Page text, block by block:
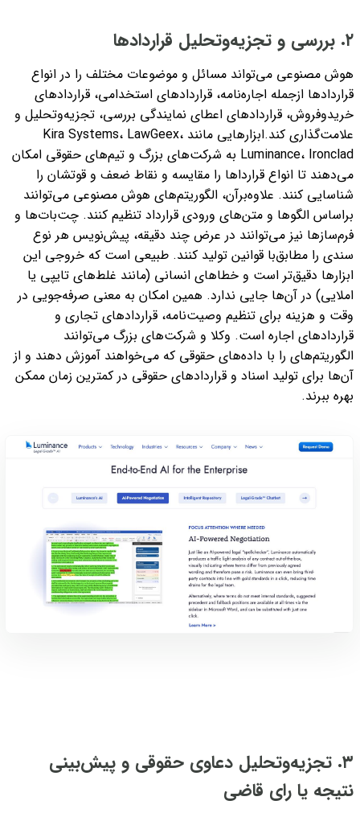
۲. بررسی و تجزیه‌و‌تحلیل قراردادها
هوش مصنوعی می‌تواند مسائل و موضوعات مختلف را در انواع
قراردادها ازجمله اجاره‌نامه، قراردادهای استخدامی، قراردادهای
خریدوفروش، قراردادهای اعطای نمایندگی بررسی، تجزیه‌و‌تحلیل و
علامت‌گذاری کند.
ابزارهایی مانند Kira Systems، LawGeex،
Luminance، Ironclad به شرکت‌های بزرگ و تیم‌های حقوقی امکان
می‌دهند تا انواع قرارداها را مقایسه و نقاط ضعف و قوتشان را
شناسایی کنند. علاوه‌برآن، الگوریتم‌های هوش مصنوعی می‌توانند
براساس الگوها و متن‌های ورودی‌ قرارداد تنظیم کنند. چت‌بات‌ها و
فرم‌سازها نیز می‌توانند در عرض چند دقیقه، پیش‌نویس هر نوع
سندی را مطابق‌با قوانین تولید کنند. طبیعی است که خروجی این
ابزارها دقیق‌تر است و خطاهای انسانی (مانند غلط‌های تایپی یا
املایی) در آن‌ها جایی ندارد. همین امکان به معنی صرفه‌جویی در
وقت و هزینه برای تنظیم وصیت‌نامه، قراردادهای تجاری و
قراردادهای اجاره است. وکلا و شرکت‌های بزرگ می‌توانند
الگوریتم‌های را با داده‌های حقوقی که می‌خواهند آموزش دهند و از
آن‌ها برای تولید اسناد و قراردادهای حقوقی در کمترین زمان ممکن
بهره ببرند.
۳. تجزیه‌و‌تحلیل دعاوی حقوقی و پیش‌بینی
نتیجه یا رای قاضی